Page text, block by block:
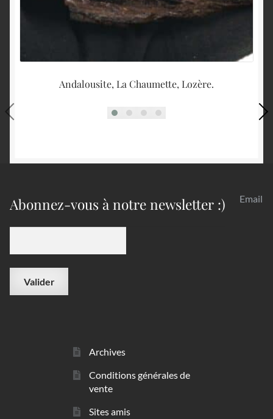
Andalousite, La Chaumette, Lozère.
Abonnez-vous à notre newsletter :) Email
Archives
Conditions générales de
vente
Sites amis